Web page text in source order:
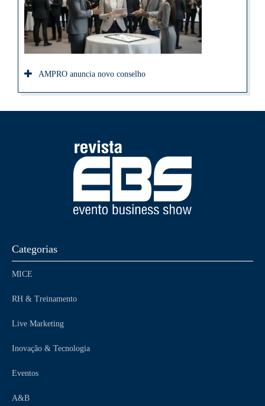
AMPRO anuncia novo conselho
Categorias
MICE
RH & Treinamento
Live Marketing
Inovação & Tecnologia
Eventos
A&B